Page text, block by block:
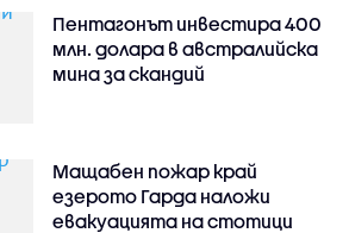
Пентагонът инвестира 400
млн. долара в австралийска
мина за скандий
Мащабен пожар край
езерото Гарда наложи
евакуацията на стотици